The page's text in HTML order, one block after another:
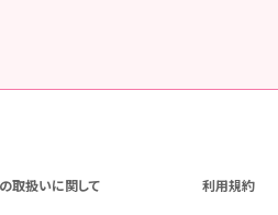
取扱いに関して 利用規約